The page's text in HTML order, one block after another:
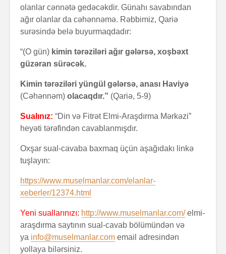
olanlar cənnətə gedəcəkdir. Günahı savabından
ağır olanlar da cəhənnəmə. Rəbbimiz, Qariə
surəsində belə buyurmaqdadır:
“(O gün) kimin tərəziləri ağır gələrsə, xoşbəxt
güzəran sürəcək.
Kimin tərəziləri yüngül gələrsə, anası Haviyə
(Cəhənnəm) olacaqdır.” (Qariə, 5-9)
Sualınız: “Din və Fitrət Elmi-Araşdırma Mərkəzi”
heyəti tərəfindən cavablanmışdır.
Oxşar sual-cavaba baxmaq üçün aşağıdakı linkə
tuşlayın:
https://www.muselmanlar.com/elanlar-
xeberler/12374.html
Yeni suallarınızı: http://www.muselmanlar.com/elmi-
araşdırma saytının sual-cavab bölümündən və
ya info@muselmanlar.com email adresindən
yollaya bilərsiniz.